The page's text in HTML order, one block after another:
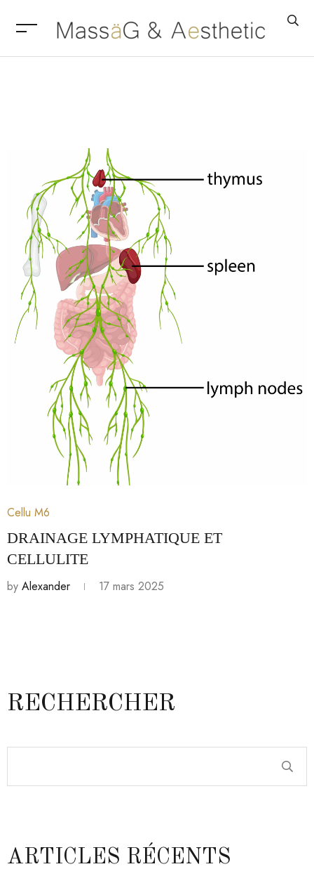
Cellu M6
DRAINAGE LYMPHATIQUE ET
CELLULITE
by Alexander 17 mars 2025
RECHERCHER
ARTICLES RÉCENTS